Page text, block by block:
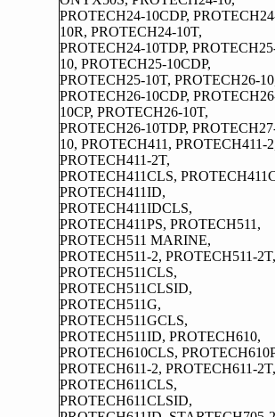
PROTECH24-10CDP,
10R, PROTECH24-10T,
PROTECH24-10TDP,
10, PROTECH25-10CDP,
PROTECH25-10T, PROTECH26-
PROTECH26-10CDP,
10CP, PROTECH26-10T,
PROTECH26-10TDP,
10, PROTECH411, PROTECH411-
PROTECH411-2T,
PROTECH411CLS,
PROTECH411ID,
PROTECH411IDCLS,
PROTECH411PS, PROTECH511,
PROTECH511 MARINE,
PROTECH511-2, PROTECH511-2T,
PROTECH511CLS,
PROTECH511CLSID,
PROTECH511G,
PROTECH511GCLS,
PROTECH511ID, PROTECH610,
PROTECH610CLS,
PROTECH611-2, PROTECH611-2T,
PROTECH611CLS,
PROTECH611CLSID,